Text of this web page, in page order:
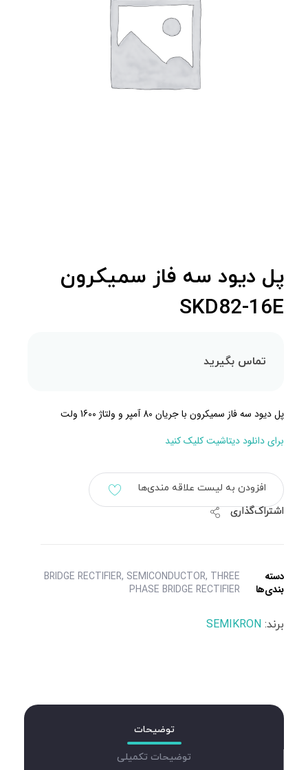
پل دیود سه فاز سمیکرون
SKD82-16E
تماس بگیرید
پل دیود سه فاز سمیکرون با جریان 80 آمپر و ولتاژ 1600 ولت
برای دانلود دیتاشیت کلیک کنید
افزودن به لیست علاقه مندی‌ها
اشتراک‌گذاری
دسته
بندی‌ها
BRIDGE RECTIFIER, SEMICONDUCTOR, THREE
PHASE BRIDGE RECTIFIER
برند: SEMIKRON
توضیحات
توضیحات تکمیلی